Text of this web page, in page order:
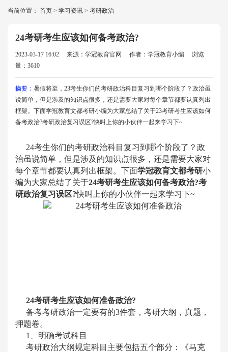
当前位置： 首页 > 学习资讯 > 考研政治
24考研考生应该如何备考政治?
2023-03-17 16:02 来源：学冠教育官网 作者：学冠教育小编
浏览
量：3610
摘要： 暑假将至，23考生你们的考研政治科目复习到哪个阶段了？政治虽
说简单，但是涉及的知识点很多，还是需要大家对每个章节都要认真列出
框架。下面学冠教育文都考研小编为大家总结了关于23考研考生应该如何
备考政治?考研政治复习误区?快叫上你的小伙伴一起来学习下~
24考生你们的考研政治科目复习到哪个阶段了？政
治虽说简单，但是涉及的知识点很多，还是需要大家对
每个章节都要认真列出框架。下面学冠教育文都考研小
编为大家总结了关于24考研考生应该如何备考政治?考
研政治复习误区?快叫上你的小伙伴一起来学习下~
24考研考生应该如何准备政治?
备考考研政治一定要有的3件套，考研大纲，真题，
押题卷。
1、明确考试科目
考研政治大纲规定科目主要包括五个部分：《马克